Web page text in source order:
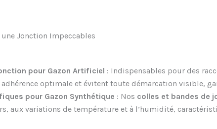
Jonction Impeccables
pour Gazon Artificiel : Indispensables pour des
optimale et évitent toute démarcation visible,
pour Gazon Synthétique : Nos colles et bandes de
aux variations de température et à l’humidité,